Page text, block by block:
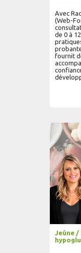
Avec
(Web-
de 0 à
fournit
Jeûne /